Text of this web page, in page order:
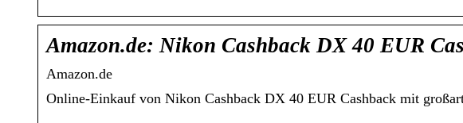
Amazon.de: Nikon Cashback DX 40 EUR
Amazon.de
Online-Einkauf von Nikon Cashback DX 40 EUR Cashback mit